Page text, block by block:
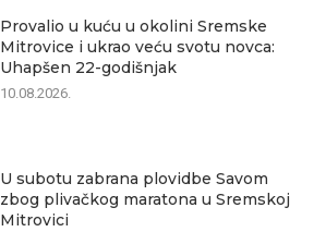
Provalio u kuću u okolini Sremske
Mitrovice i ukrao veću svotu novca:
Uhapšen 22-godišnjak
10.08.2026.
U subotu zabrana plovidbe Savom
zbog plivačkog maratona u Sremskoj
Mitrovici